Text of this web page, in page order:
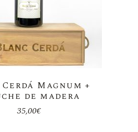
Magnum +
de madera
35,00€